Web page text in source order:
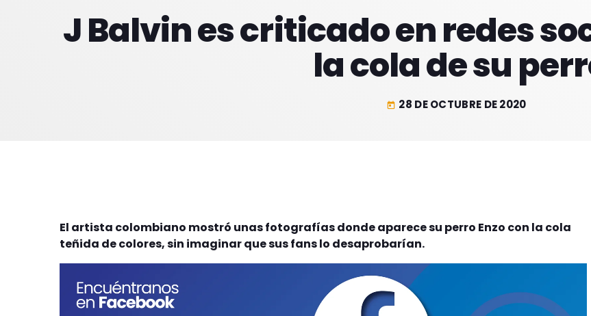
PROGRAMACIÓN
J Balvin es criticado en redes
la cola de su
today 28 DE OCTUBRE DE 2020
El artista colombiano mostró unas fotografías donde aparece su perro Enzo con la cola
teñida de colores, sin imaginar que sus fans lo desaprobarían.